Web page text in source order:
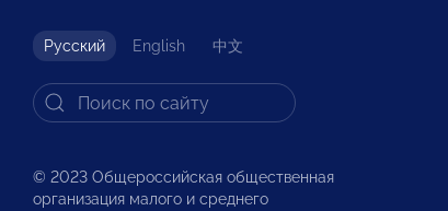
Русский English 中文
© 2023 Общероссийская общественная
организация малого и среднего